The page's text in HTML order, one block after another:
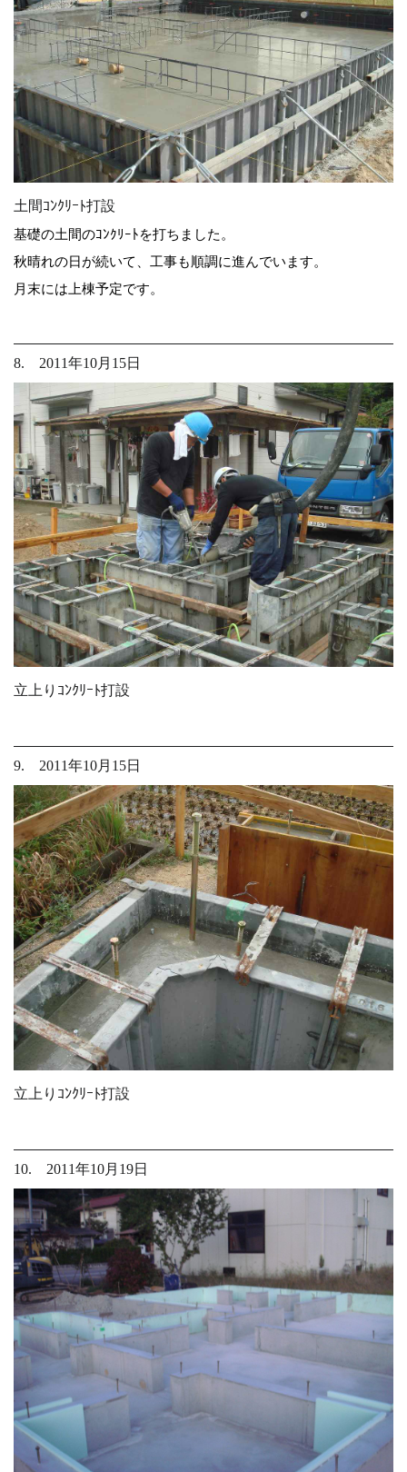
土間ｺﾝｸﾘｰﾄ打設
基礎の土間のｺﾝｸﾘｰﾄを打ちました。
秋晴れの日が続いて、工事も順調に進んでいます。
月末には上棟予定です。
8. 2011年10月15日
立上りｺﾝｸﾘｰﾄ打設
9. 2011年10月15日
立上りｺﾝｸﾘｰﾄ打設
10. 2011年10月19日